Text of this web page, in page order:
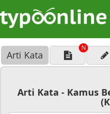
Arti Kata
N
Arti Kata - Kamus